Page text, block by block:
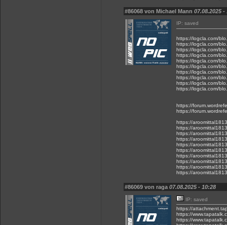
#86068 von Michael Mann 07.08.2025 -
IP: saved
https://logcla.com/
https://logcla.com/
https://logcla.com/
https://logcla.com/
https://logcla.com/
https://logcla.com/
https://logcla.com/
https://logcla.com/
https://logcla.com/
https://logcla.com/
https://
https://
https://
https://
https://
https://
https://
https://
https://
https://
https://
https://
#86069 von raga 07.08.2025 - 10:28
IP: saved
https://
https://
https://